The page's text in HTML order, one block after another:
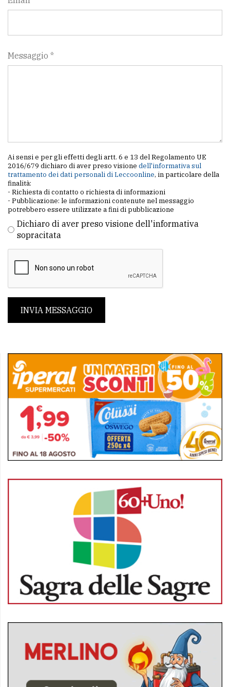
Messaggio *
Ai sensi e per gli effetti degli artt. 6 e 13 del Regolamento UE
2016/679 dichiaro di aver preso visione dell'informativa sul
trattamento dei dati personali di Leccoonline, in particolare della
finalità:
- Richiesta di contatto o richiesta di informazioni
- Pubblicazione: le informazioni contenute nel messaggio
potrebbero essere utilizzate a fini di pubblicazione
Dichiaro di aver preso visione dell'informativa
sopracitata
INVIA MESSAGGIO